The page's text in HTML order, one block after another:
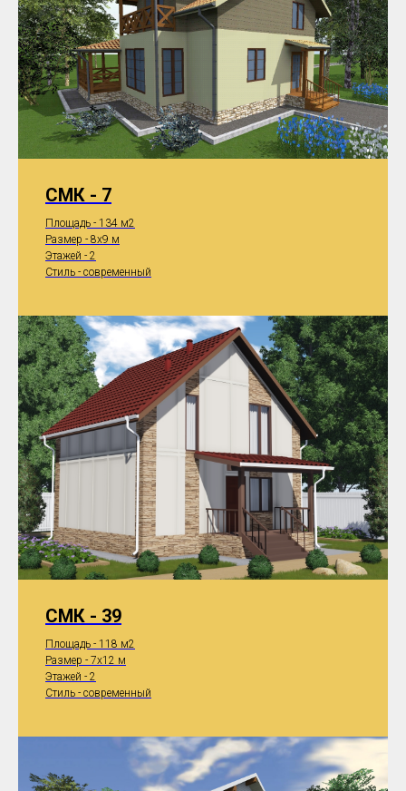
СМК - 7
Площадь - 134 м2
Размер - 8x9 м
Этажей - 2
Стиль - современный
СМК - 39
Площадь - 118 м2
Размер - 7x12 м
Этажей - 2
Стиль - современный